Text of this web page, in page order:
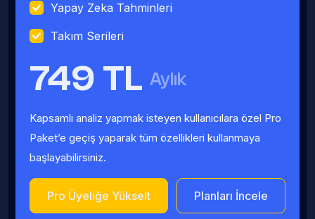
Yapay Zeka Tahminleri
Takım Serileri
749 TL Aylık
Kapsamlı analiz yapmak isteyen kullanıcılara özel Pro
Paket’e geçiş yaparak tüm özellikleri kullanmaya
başlayabilirsiniz.
Pro Üyeliğe Yükselt Planları İncele